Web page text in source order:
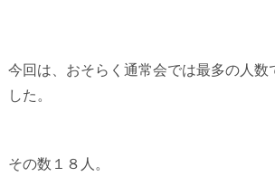
今回は、おそらく通常会では最多の人数
した。
その数１８人。